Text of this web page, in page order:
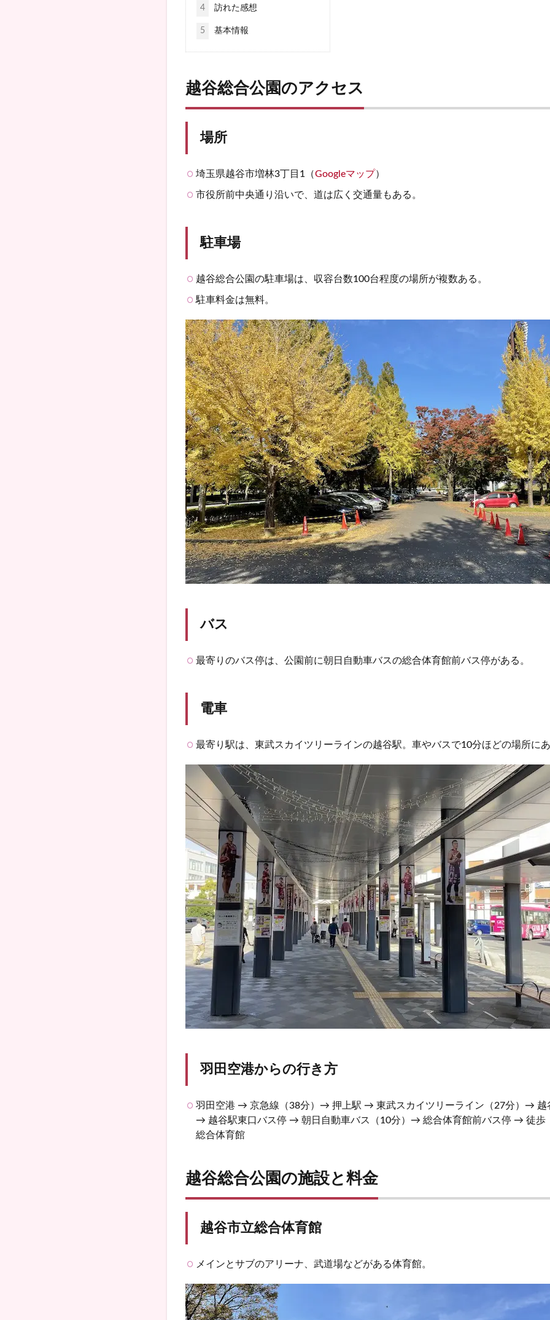
4 訪れた感想
5 基本情報
越谷総合公園のアクセス
場所
埼玉県越谷市増林3丁目1（Googleマップ）
市役所前中央通り沿いで、道は広く交通量もある。
駐車場
越谷総合公園の駐車場は、収容台数100台程度の場所が複数ある。
駐車料金は無料。
バス
最寄りのバス停は、公園前に朝日自動車バスの総合体育館前バス停がある。
電車
最寄り駅は、東武スカイツリーラインの越谷駅。車やバスで10分ほどの場所に
羽田空港からの行き方
羽田空港 → 京急線（38分）→ 押上駅 → 東武スカイツリーライン（27分）→
→ 越谷駅東口バス停 → 朝日自動車バス（10分）→ 総合体育館前バス停 → 徒歩
総合体育館
越谷総合公園の施設と料金
越谷市立総合体育館
メインとサブのアリーナ、武道場などがある体育館。